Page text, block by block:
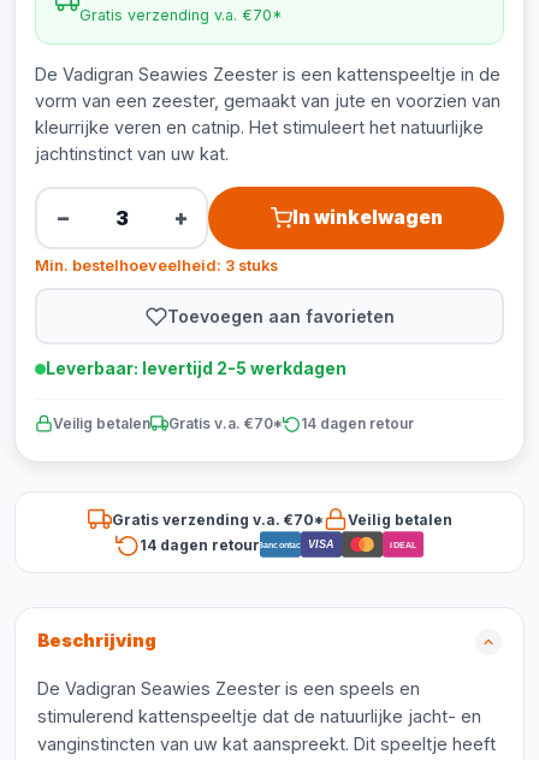
Gratis verzending v.a. €70*
De Vadigran Seawies Zeester is een kattenspeeltje in de
vorm van een zeester, gemaakt van jute en voorzien van
kleurrijke veren en catnip. Het stimuleert het natuurlijke
jachtinstinct van uw kat.
− + In winkelwagen
Min. bestelhoeveelheid: 3 stuks
Toevoegen aan favorieten
Leverbaar: levertijd 2-5 werkdagen
Veilig betalen Gratis v.a. €70* 14 dagen retour
Gratis verzending v.a. €70*
Veilig betalen
14 dagen retourBancontact VISA iDEAL
Beschrijving
De Vadigran Seawies Zeester is een speels en
stimulerend kattenspeeltje dat de natuurlijke jacht- en
vanginstincten van uw kat aanspreekt. Dit speeltje heeft